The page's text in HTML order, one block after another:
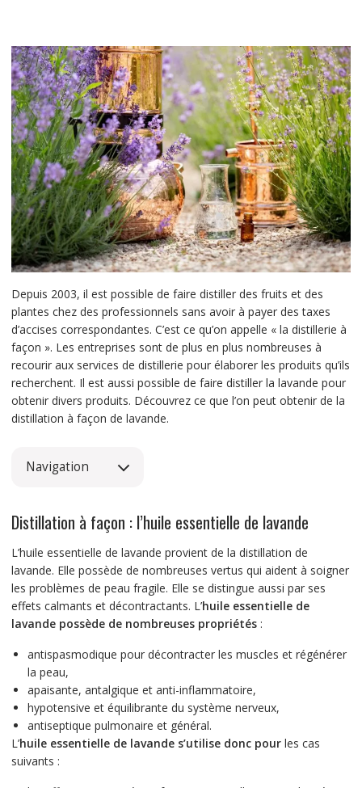
Depuis 2003, il est possible de faire distiller des fruits et des
plantes chez des professionnels sans avoir à payer des taxes
d’accises correspondantes. C’est ce qu’on appelle « la distillerie à
façon ». Les entreprises sont de plus en plus nombreuses à
recourir aux services de distillerie pour élaborer les produits qu’ils
recherchent. Il est aussi possible de faire distiller la lavande pour
obtenir divers produits. Découvrez ce que l’on peut obtenir de la
distillation à façon de lavande.
Navigation
Distillation à façon : l’huile essentielle de lavande
L’huile essentielle de lavande provient de la distillation de
lavande. Elle possède de nombreuses vertus qui aident à soigner
les problèmes de peau fragile. Elle se distingue aussi par ses
effets calmants et décontractants. L’huile essentielle de
lavande possède de nombreuses propriétés:
antispasmodique pour décontracter les muscles et régénérer
la peau,
apaisante, antalgique et anti-inflammatoire,
hypotensive et équilibrante du système nerveux,
antiseptique pulmonaire et général.
L’huile essentielle de lavande s’utilise donc pourles cas
suivants :